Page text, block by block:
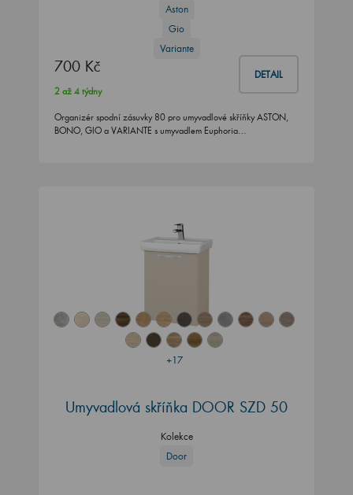
Aston
Gio
Variante
700 Kč DETAIL
2 až 4 týdny
Organizér spodní zásuvky 80 pro umyvadlové skříňky ASTON,
BONO, GIO a VARIANTE s umyvadlem Euphoria…
+17
Umyvadlová skříňka DOOR SZD 50
Kolekce
Door